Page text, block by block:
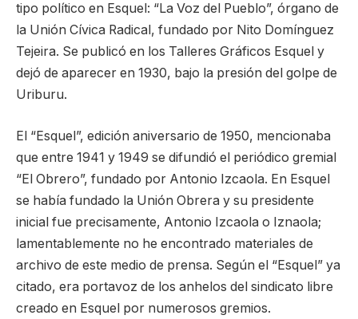
tipo político en Esquel: “La Voz del Pueblo”, órgano de
la Unión Cívica Radical, fundado por Nito Domínguez
Tejeira. Se publicó en los Talleres Gráficos Esquel y
dejó de aparecer en 1930, bajo la presión del golpe de
Uriburu.
El “Esquel”, edición aniversario de 1950, mencionaba
que entre 1941 y 1949 se difundió el periódico gremial
“El Obrero”, fundado por Antonio Izcaola. En Esquel
se había fundado la Unión Obrera y su presidente
inicial fue precisamente, Antonio Izcaola o Iznaola;
lamentablemente no he encontrado materiales de
archivo de este medio de prensa. Según el “Esquel” ya
citado, era portavoz de los anhelos del sindicato libre
creado en Esquel por numerosos gremios.